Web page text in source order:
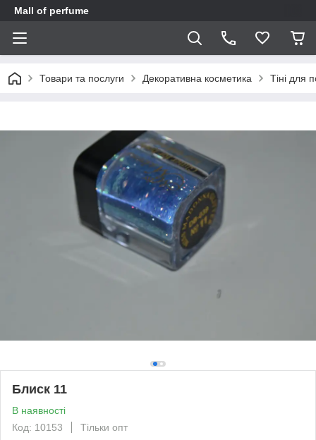
Mall of perfume
Товари та послуги Декоративна косметика Тіні для
Блиск 11
В наявності
Код: 10153
Тільки опт